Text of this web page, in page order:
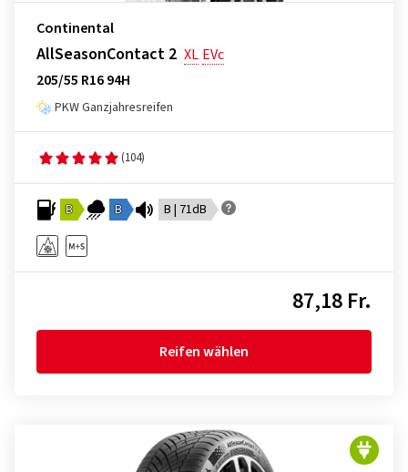
Continental
AllSeasonContact 2 XL EVc
205/55 R16 94H
PKW Ganzjahresreifen
(104)
B B B | 71dB
87,18 Fr.
Reifen wählen